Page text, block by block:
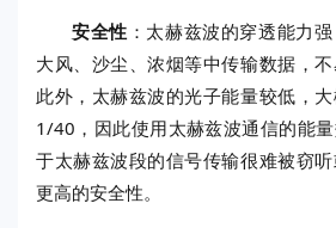
安全性 ：太赫兹波的穿透能力
大风、沙尘、浓烟等中传输数据，不
此外，太赫兹波的光子能量较低，
1/40，因此使用太赫兹波通信的能
于太赫兹波段的信号传输很难被窃
更高的安全性。